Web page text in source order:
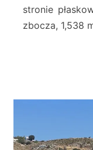
stronie
zbocza, 1,538